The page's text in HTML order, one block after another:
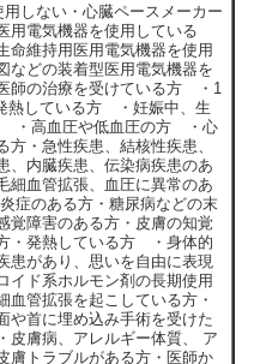
しない・心臓ペースメーカー
用電気機器を使用している
命維持用医用電気機器を使用
などの装着型医用電気機器を
師の治療を受けている方 ・1
している方 ・妊娠中、生
・高血圧や低血圧の方 ・心
方・急性疾患、結核性疾患、
、内臓疾患、伝染病疾患のあ
細血管拡張、血圧に異常のあ
症のある方・糖尿病などの末
覚障害のある方・皮膚の知覚
・発熱している方 ・身体的
患があり、思いを自由に表現
イド系ホルモン剤の長期使用
血管拡張を起こしている方・
や首に埋め込み手術を受けた
膚病、アレルギー体質、 ア
膚トラブルがある方・医師か